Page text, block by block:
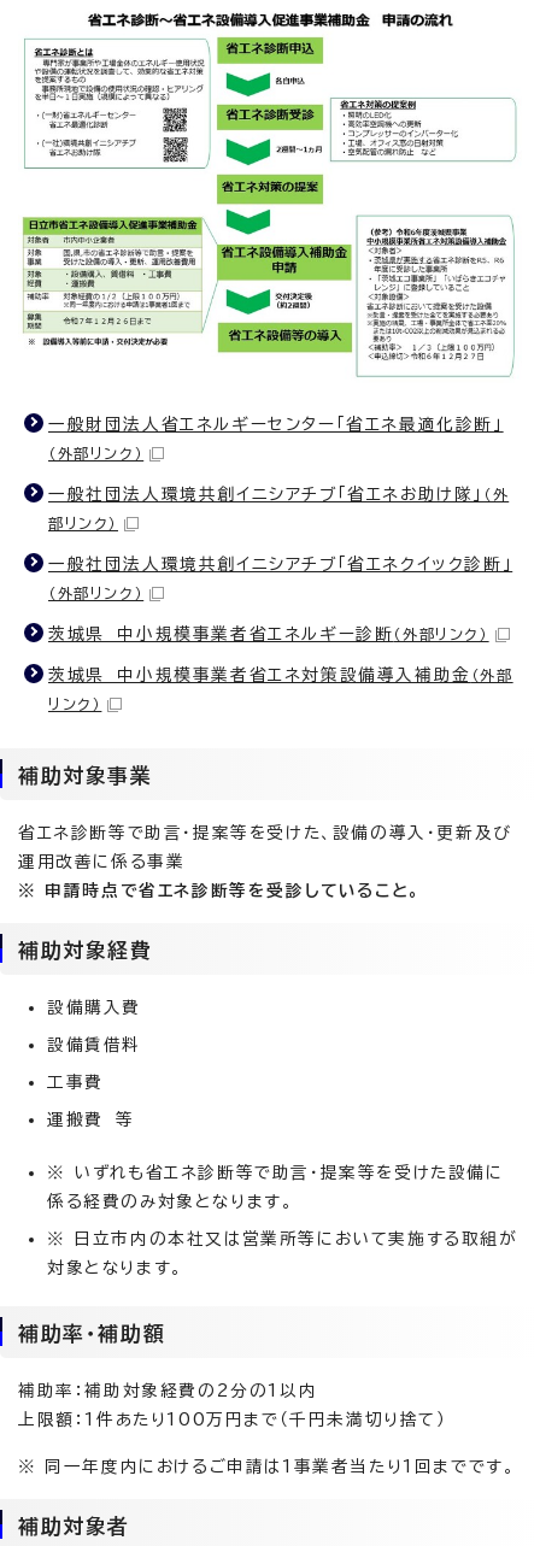
一般財団法人省エネルギーセンター「省エネ最適化診断」
（外部リンク）
一般社団法人環境共創イニシアチブ「省エネお助け隊」 （外
部リンク）
一般社団法人環境共創イニシアチブ「省エネクイック診断」
（外部リンク）
茨城県 中小規模事業者省エネルギー診断 （外部リンク）
茨城県 中小規模事業者省エネ対策設備導入補助金 （外部
リンク）
補助対象事業
省エネ診断等で助言・提案等を受けた、設備の導入・更新及び
運用改善に係る事業
※ 申請時点で省エネ診断等を受診していること。
補助対象経費
設備購入費
設備賃借料
工事費
運搬費 等
※ いずれも省エネ診断等で助言・提案等を受けた設備に
係る経費のみ対象となります。
※ 日立市内の本社又は営業所等において実施する取組が
対象となります。
補助率・補助額
補助率：補助対象経費の2分の1以内
上限額：1件あたり100万円まで（千円未満切り捨て）
※ 同一年度内におけるご申請は1事業者当たり1回までです。
補助対象者